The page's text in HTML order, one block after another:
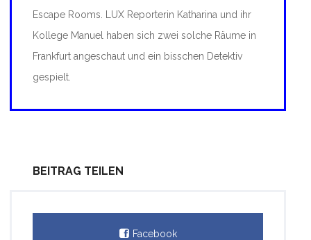
Escape Rooms. LUX Reporterin Katharina und ihr
Kollege Manuel haben sich zwei solche Räume in
Frankfurt angeschaut und ein bisschen Detektiv
gespielt.
BEITRAG TEILEN
Facebook